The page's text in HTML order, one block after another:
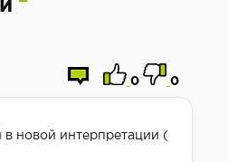
0 0
новой интерпретации (